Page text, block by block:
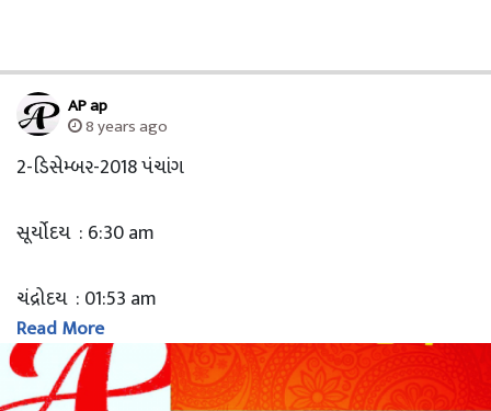
AP ap
8 years ago
2-ડિસેમ્બર-2018 પંચાંગ
સૂર્યોદય : 6:30 am
ચંદ્રોદય : 01:53 am
સૂર્યાસ્ત : 5:47 pm
Read More